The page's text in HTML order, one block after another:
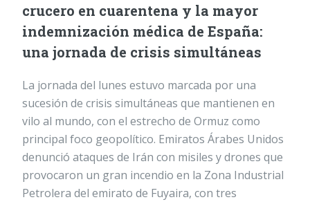
crucero en cuarentena y la mayor
indemnización médica de España:
una jornada de crisis simultáneas
La jornada del lunes estuvo marcada por una
sucesión de crisis simultáneas que mantienen en
vilo al mundo, con el estrecho de Ormuz como
principal foco geopolítico. Emiratos Árabes Unidos
denunció ataques de Irán con misiles y drones que
provocaron un gran incendio en la Zona Industrial
Petrolera del emirato de Fuyaira, con tres